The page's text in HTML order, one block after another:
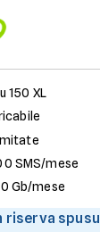
150 XL
SMS/mese
Gb/mese
riserva spusu